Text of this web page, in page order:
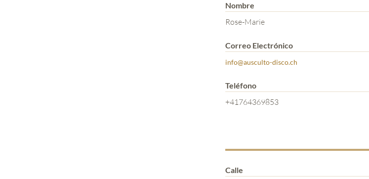
Nombre
Rose-Marie
Correo Electrónico
info@ausculto-disco.ch
Teléfono
+41764369853
Calle